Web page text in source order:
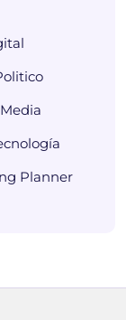
Planner